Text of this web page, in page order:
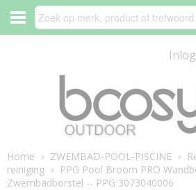
Home › ZWEMBAD-POOL-PISCINE ›
reiniging › PPG Pool Broom PRO
Zwembadborstel -- PPG 3073040006